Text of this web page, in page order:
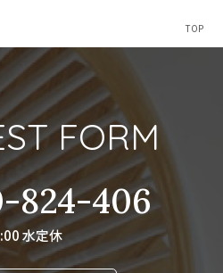
予約 資料請求
824-406
水定休
TOP
FORM
824-406
水定休